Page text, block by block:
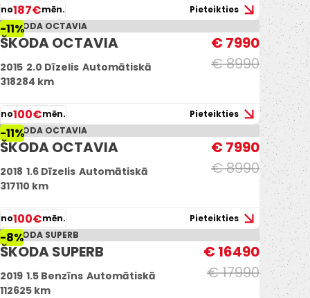
no187€mēn. Pieteikties
-11%
ŠKODA OCTAVIA
€ 8990
€ 7990
2015 2.0 Dīzelis Automātiskā
318284 km
no100€mēn. Pieteikties
-11%
ŠKODA OCTAVIA
€ 8990
€ 7990
2018 1.6 Dīzelis Automātiskā
317110 km
no100€mēn. Pieteikties
-8%
ŠKODA SUPERB
€ 17990
€ 16490
2019 1.5 Benzīns Automātiskā
112625 km